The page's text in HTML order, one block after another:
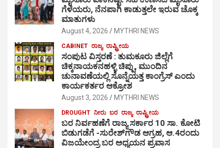
ಗೆಳೆಯರು, ನೆನಪಾಗಿ ಕಾಡುತ್ತಲೇ ಇರುವ ಚೊಕ್ಕ
ಮಾತುಗಳು
August 4, 2026 MYTHRI NEWS
CABINET ರಾಜ್ಯ ರಾಷ್ಟ್ರೀಯ
ಸಂಪುಟ ವಿಸ್ತರಣೆ : ತುಮಕೂರು ಜಿಲ್ಲೆಗೆ
ಚಿಕ್ಕನಾಯಕನಹಳ್ಳಿ ಚಿಪ್ಪು, ಮುಂದಿನ
ಚುನಾವಣೆಯಲ್ಲಿ ಸೊನ್ನೆಯತ್ತ ಕಾಂಗ್ರೆಸ್ ಎಂದು
ಕಾರ್ಯಕರ್ತರ ಆಕ್ರೋಶ
August 3, 2026 MYTHRI NEWS
DROUGHT ನೀರು ಬರ ರಾಜ್ಯ ರಾಷ್ಟ್ರೀಯ
ಬರ ನಿರ್ವಹಣೆಗೆ ರಾಜ್ಯ ಸರ್ಕಾರ 10 ಸಾ. ಕೋಟಿ
ಬಿಡುಗಡೆಗೆ -ಸುರೇಶ್‍ಗೌಡ ಆಗ್ರಹ, ಆ.4ರಂದು
ವಿಜಯೇಂದ್ರ ಬರ ಅಧ್ಯಯನ ಪ್ರವಾಸ